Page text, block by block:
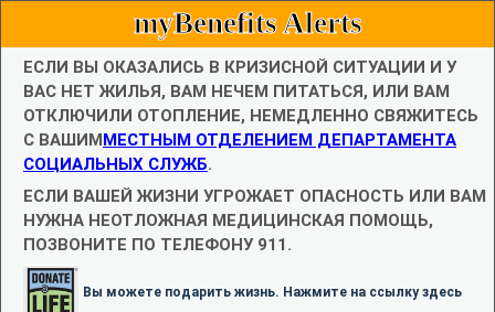
myBenefits Alerts
ЕСЛИ ВЫ ОКАЗАЛИСЬ В КРИЗИСНОЙ СИТУАЦИИ И У
ВАС НЕТ ЖИЛЬЯ, ВАМ НЕЧЕМ ПИТАТЬСЯ, ИЛИ ВАМ
ОТКЛЮЧИЛИ ОТОПЛЕНИЕ, НЕМЕДЛЕННО СВЯЖИТЕСЬ
С ВАШИММЕСТНЫМ ОТДЕЛЕНИЕМ ДЕПАРТАМЕНТА
СОЦИАЛЬНЫХ СЛУЖБ.
ЕСЛИ ВАШЕЙ ЖИЗНИ УГРОЖАЕТ ОПАСНОСТЬ ИЛИ ВАМ
НУЖНА НЕОТЛОЖНАЯ МЕДИЦИНСКАЯ ПОМОЩЬ,
ПОЗВОНИТЕ ПО ТЕЛЕФОНУ 911.
Вы можете подарить жизнь. Нажмите на ссылку здесь